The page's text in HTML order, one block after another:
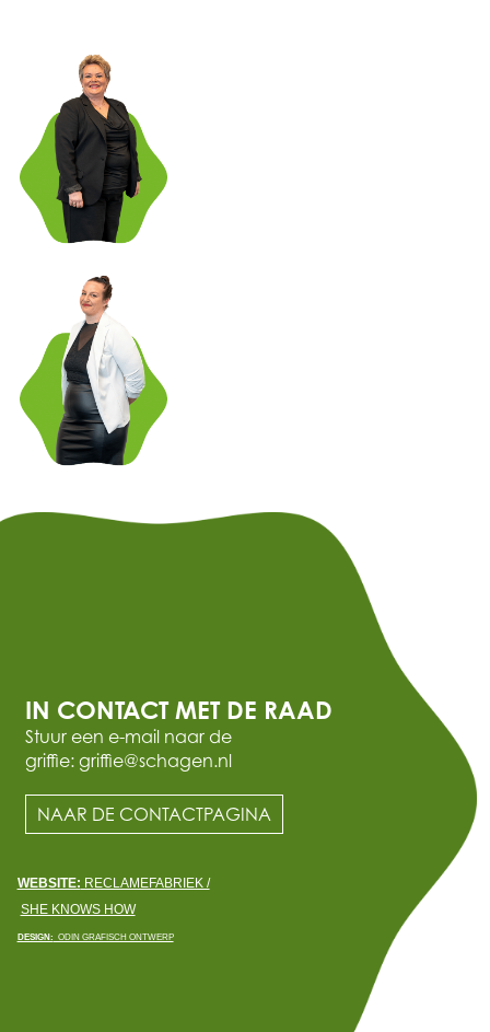
IN CONTACT MET DE RAAD
Stuur een e-mail naar de
griffie: griffie@schagen.nl
NAAR DE CONTACTPAGINA
WEBSITE: RECLAMEFABRIEK /
SHE KNOWS HOW
DESIGN: ODIN GRAFISCH ONTWERP